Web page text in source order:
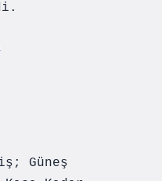
Güneş